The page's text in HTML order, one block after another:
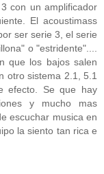
con un amplificador
El acoustimass
ser serie 3, el serie
o "estridente"....
que los bajos salen
otro sistema 2.1, 5.1
efecto. Se que hay
y mucho mas
escuchar musica en
la siento tan rica e